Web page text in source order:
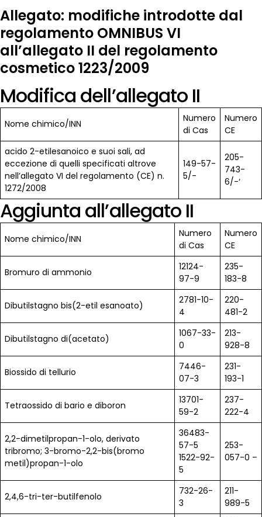
Allegato: modifiche introdotte dal
regolamento OMNIBUS VI
all’allegato II del regolamento
cosmetico 1223/2009
Modifica dell’allegato II
Nome chimico/INN
Numero
di Cas
Numero
CE
acido 2-etilesanoico e suoi sali, ad
eccezione di quelli specificati altrove
nell’allegato VI del regolamento (CE) n.
1272/2008
149-57-
5/-
205-
743-
6/-‘
Aggiunta all’allegato II
Nome chimico/INN
Numero
di Cas
Numero
CE
Bromuro di ammonio
12124-
97-9
235-
183-8
Dibutilstagno bis(2-etil esanoato)
2781-10-
4
220-
481-2
Dibutilstagno di(acetato)
1067-33-
0
213-
928-8
Biossido di tellurio
7446-
07-3
231-
193-1
Tetraossido di bario e diboron
13701-
59-2
237-
222-4
2,2-dimetilpropan-1-olo, derivato
tribromo; 3-bromo-2,2-bis(bromo
metil)propan-1-olo
36483-
57-5
1522-92-
5
253-
057-0 –
2,4,6-tri-ter-butilfenolo
732-26-
3
211-
989-5